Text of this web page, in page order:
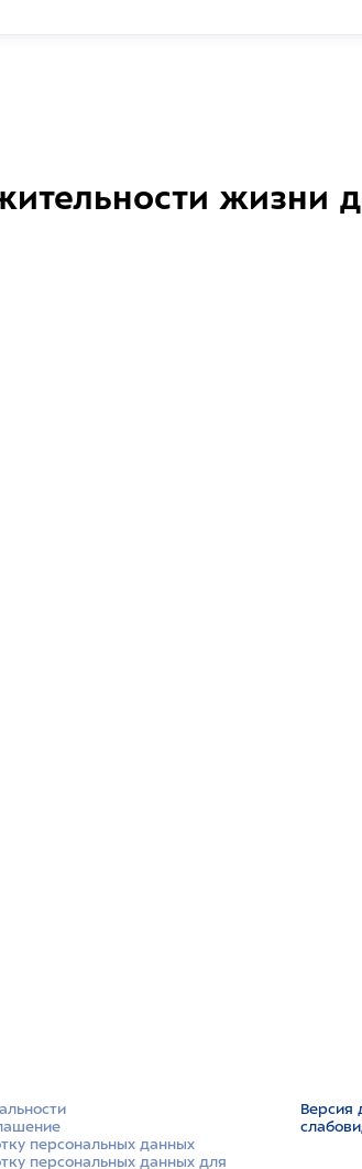
жизни
персональных данных
персональных данных для
Версия